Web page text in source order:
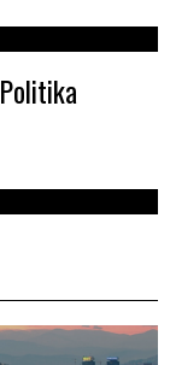
Politika